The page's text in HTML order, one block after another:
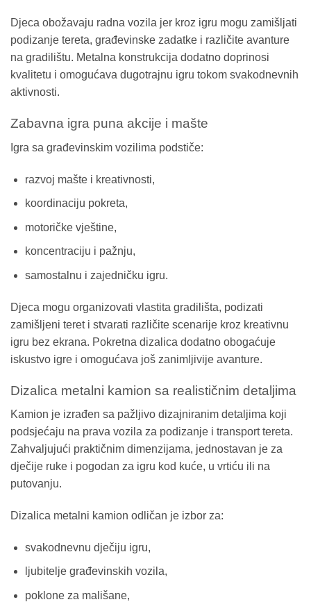
Djeca obožavaju radna vozila jer kroz igru mogu zamišljati
podizanje tereta, građevinske zadatke i različite avanture
na gradilištu. Metalna konstrukcija dodatno doprinosi
kvalitetu i omogućava dugotrajnu igru tokom svakodnevnih
aktivnosti.
Zabavna igra puna akcije i mašte
Igra sa građevinskim vozilima podstiče:
razvoj mašte i kreativnosti,
koordinaciju pokreta,
motoričke vještine,
koncentraciju i pažnju,
samostalnu i zajedničku igru.
Djeca mogu organizovati vlastita gradilišta, podizati
zamišljeni teret i stvarati različite scenarije kroz kreativnu
igru bez ekrana. Pokretna dizalica dodatno obogaćuje
iskustvo igre i omogućava još zanimljivije avanture.
Dizalica metalni kamion sa realističnim detaljima
Kamion je izrađen sa pažljivo dizajniranim detaljima koji
podsjećaju na prava vozila za podizanje i transport tereta.
Zahvaljujući praktičnim dimenzijama, jednostavan je za
dječije ruke i pogodan za igru kod kuće, u vrtiću ili na
putovanju.
Dizalica metalni kamion odličan je izbor za:
svakodnevnu dječiju igru,
ljubitelje građevinskih vozila,
poklone za mališane,